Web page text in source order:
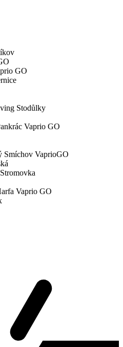
GO
Stodůlky
Vaprio GO
Smíchov VaprioGO
Vaprio GO